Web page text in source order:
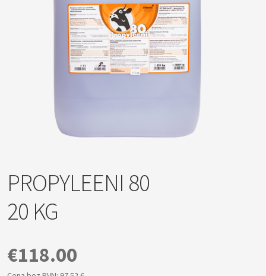
PROPYLEENI 80
20 KG
€118.00